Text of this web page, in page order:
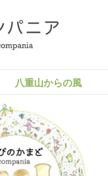
八重山からの風